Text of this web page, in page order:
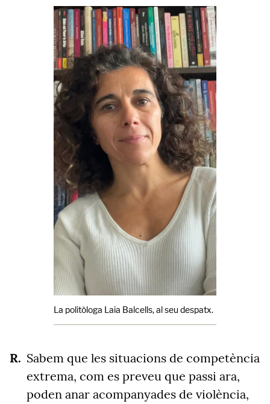
La politòloga Laia Balcells, al seu despatx.
Sabem que les situacions de competència
extrema, com es preveu que passi ara,
poden anar acompanyades de violència,